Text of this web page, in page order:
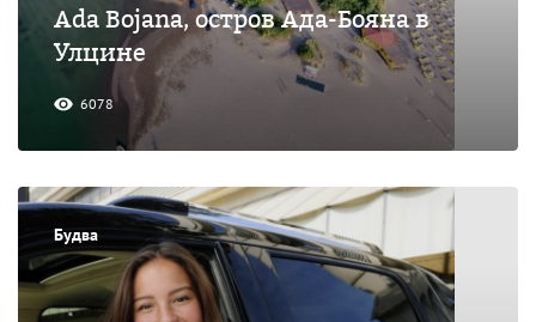
Ada Bojana, остров Ада-Бояна в
Улцине
6078
Будва